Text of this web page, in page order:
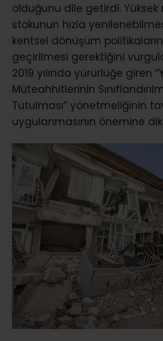
olduğunu dile getirdi. Yüksek
stokunun hızla
kentsel dönüşüm
geçirilmesi gerektiğini
2019 yılında yürürlüğe giren
Müteahhitlerinin
Tutulması” yönetmeliğinin
uygulanmasının önemine